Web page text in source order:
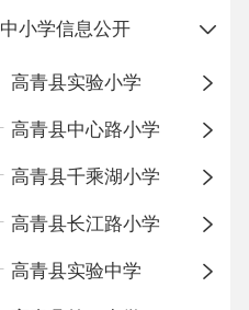
中小学信息公开
高青县实验小学
高青县中心路小学
高青县千乘湖小学
高青县长江路小学
高青县实验中学